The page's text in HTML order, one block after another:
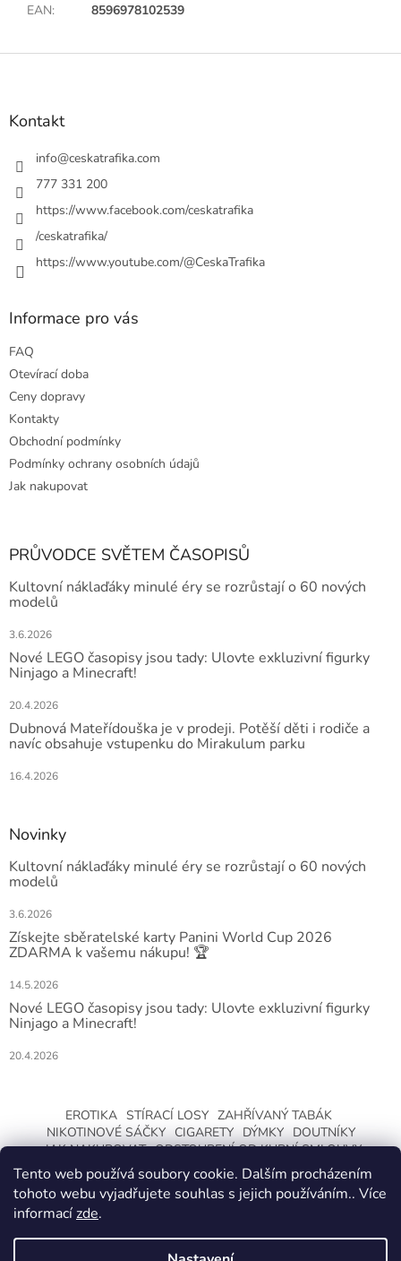
Tento web používá soubory cookie. Dalším procházením
tohoto webu vyjadřujete souhlas s jejich používáním.. Více
informacízde.
EAN: 8596978102539
Z
Kontakt
info@ceskatrafika.com
777 331 200
https://www.facebook.com/ceskatrafika
/ceskatrafika/
https://www.youtube.com/@CeskaTrafika
Informace pro vás
FAQ
Otevírací doba
Ceny dopravy
Kontakty
Obchodní podmínky
Podmínky ochrany osobních údajů
Jak nakupovat
PRŮVODCE SVĚTEM ČASOPISŮ
Kultovní náklaďáky minulé éry se rozrůstají o 60 nových
modelů
3.6.2026
Nové LEGO časopisy jsou tady: Ulovte exkluzivní figurky
Ninjago a Minecraft!
20.4.2026
Dubnová Mateřídouška je v prodeji. Potěší děti i rodiče a
navíc obsahuje vstupenku do Mirakulum parku
16.4.2026
Novinky
Kultovní náklaďáky minulé éry se rozrůstají o 60 nových
modelů
3.6.2026
Získejte sběratelské karty Panini World Cup 2026
ZDARMA k vašemu nákupu! 🏆
14.5.2026
Nové LEGO časopisy jsou tady: Ulovte exkluzivní figurky
Ninjago a Minecraft!
20.4.2026
EROTIKA STÍRACÍ LOSY ZAHŘÍVANÝ TABÁK
NIKOTINOVÉ SÁČKY CIGARETY DÝMKY
DOUTNÍKY
JAK NAKUPOVAT ODSTOUPENÍ OD KUPNÍ SMLOUVY